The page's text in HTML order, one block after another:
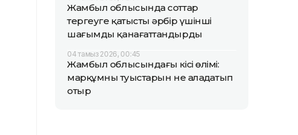
Жамбыл облысында соттар
тергеуге қатысты әрбір үшінші
шағымды қанағаттандырды
04 тамыз 2026, 00:45
Жамбыл облысындағы кісі өлімі:
марқұмның туыстарын не алаңдатып
отыр